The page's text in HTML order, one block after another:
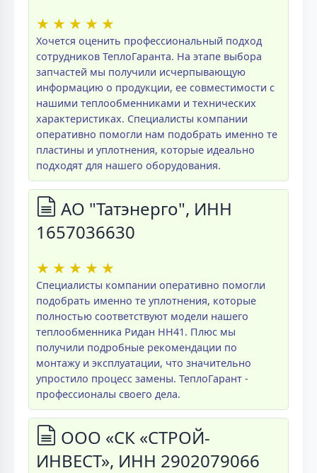
★ ★ ★ ★ ★
Хочется оценить профессиональный подход
сотрудников ТеплоГаранта. На этапе выбора
запчастей мы получили исчерпывающую
информацию о продукции, ее совместимости с
нашими теплообменниками и технических
характеристиках. Специалисты компании
оперативно помогли нам подобрать именно те
пластины и уплотнения, которые идеально
подходят для нашего оборудования.
АО "Татэнерго", ИНН
1657036630
★ ★ ★ ★ ★
Специалисты компании оперативно помогли
подобрать именно те уплотнения, которые
полностью соответствуют модели нашего
теплообменника Ридан НН41. Плюс мы
получили подробные рекомендации по
монтажу и эксплуатации, что значительно
упростило процесс замены. ТеплоГарант -
профессионалы своего дела.
ООО «СК «СТРОЙ-
ИНВЕСТ», ИНН 2902079066